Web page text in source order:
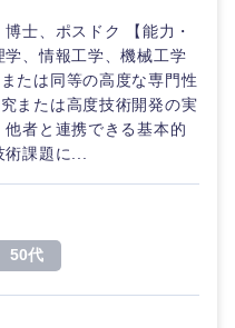
宮崎県
沖縄県
士、ポスドク 【能力・
、情報工学、機械工学
たは同等の高度な専門性
または高度技術開発の実
者と連携できる基本的
課題に...
50代